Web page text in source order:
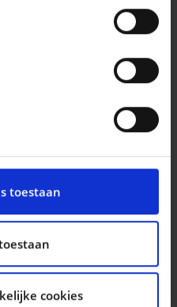
door het actief te
gegevens worden
detailgedeelte
op elk moment wijzigen of
voor social media te
te analyseren. Ook
gebruik van onze site met
adverteren en
die u aan ze heeft
op basis van uw
toestaan
cookies
| Caméra | GPS | Clim auto